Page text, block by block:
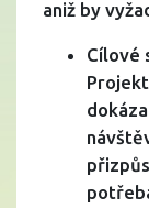
aniž by
Cílové